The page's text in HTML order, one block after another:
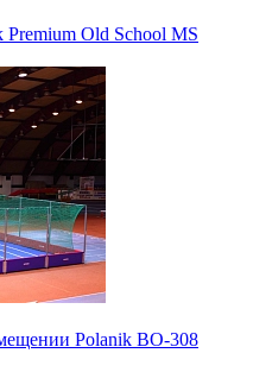
Premium Old School MS
Polanik BO-308